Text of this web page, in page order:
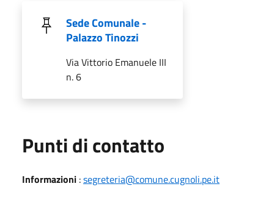
Sede Comunale -
Palazzo Tinozzi
Via Vittorio Emanuele III
n. 6
Punti di contatto
Informazioni :segreteria@comune.cugnoli.pe.it